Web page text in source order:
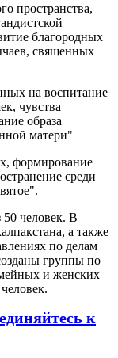
пространства,
благородных
священных
на воспитание
чувства
образа
матери"
формирование
среди
50 человек. В
а также
по делам
группы по
и женских
к